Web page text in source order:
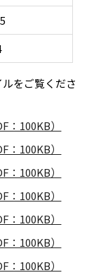
をご覧くださ
100KB）
100KB）
100KB）
100KB）
100KB）
100KB）
100KB）